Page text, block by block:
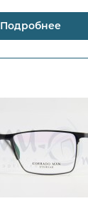
Подробнее